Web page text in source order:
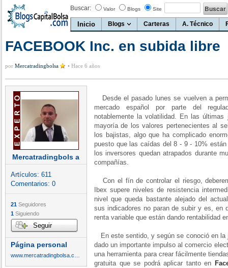
Buscar: Valor Blogs Site
Inicio Blogs Carteras A. Técnico
FACEBOOK Inc. en subida libre
por Mercatradingbolsa • Hace 6 años
Mercatradingbols a
Artículos: 611
Comentarios: 0
21 Seguidores
1 Siguiendo
Seguir
Página personal
Desde el pasado lunes se vuelven a
mercado español por parte del
notablemente la volatilidad. En las
mayoría de los valores pertenecientes al
los bajistas, algo que ha complicado
puesto que las caídas del 8 - 9 - 10%
los inversores quedan atrapados durante
compañías.
Con el fín de controlar el riesgo,
Ibex supere niveles de resistencia
nivel que queda bastante alejado del
sus indicadores no paran de subir y es, en
renta variable que están dando rentabilidad
En este sentido, y según se conoció en la
dado un importante impulso al comercio
una herramienta para crear fácilmente
gratuita que se podrá aplicar tanto en